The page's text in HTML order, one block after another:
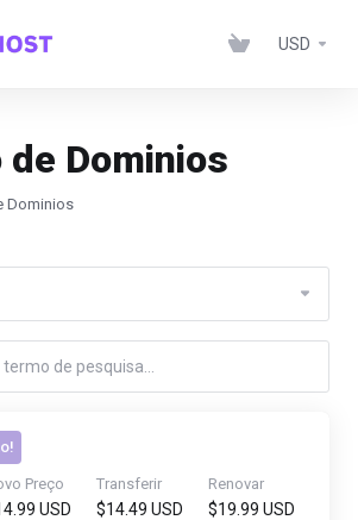
USD
Dominios
Dominios
Preço
USD
Transferir
$14.49 USD
Renovar
$19.99 USD